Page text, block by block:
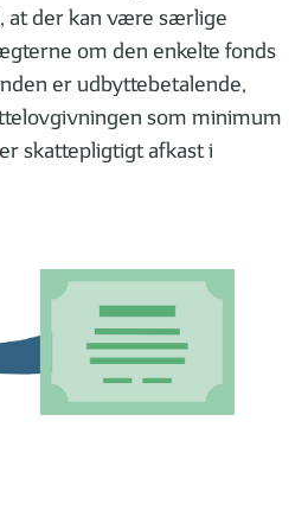
der kan være særlige
om den enkelte fonds
er udbyttebetalende,
som minimum
skattepligtigt afkast i